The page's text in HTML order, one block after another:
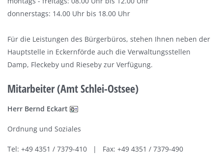
donnerstags: 14.00 Uhr bis 18.00 Uhr
Für die Leistungen des Bürgerbüros, stehen Ihnen neben der
Hauptstelle in Eckernförde auch die Verwaltungsstellen
Damp, Fleckeby und Rieseby zur Verfügung.
Mitarbeiter (Amt Schlei-Ostsee)
Herr Bernd Eckart
Ordnung und Soziales
Tel: +49 4351 / 7379-410 | Fax: +49 4351 / 7379-490